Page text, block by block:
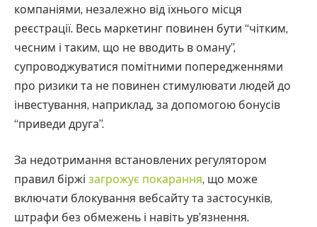
компаніями, незалежно від їхнього місця
реєстрації. Весь маркетинг повинен бути “чітким,
чесним і таким, що не вводить в оману”,
супроводжуватися помітними попередженнями
про ризики та не повинен стимулювати людей до
інвестування, наприклад, за допомогою бонусів
“приведи друга”.
За недотримання встановлених регулятором
правил біржі загрожує покарання, що може
включати блокування вебсайту та застосунків,
штрафи без обмежень і навіть ув’язнення.